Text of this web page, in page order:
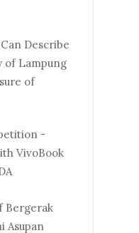
Describe
of Lampung
of
-
VivoBook
Bergerak
Asupan